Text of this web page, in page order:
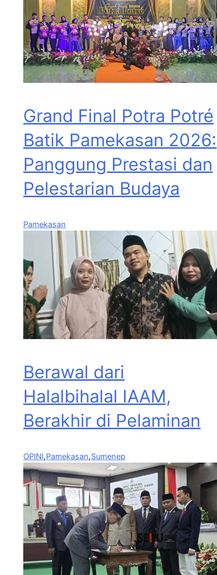
Grand Final Potra Potré
Batik Pamekasan 2026:
Panggung Prestasi dan
Pelestarian Budaya
Pamekasan
Berawal dari
Halalbihalal IAAM,
Berakhir di Pelaminan
OPINI,Pamekasan,Sumenep